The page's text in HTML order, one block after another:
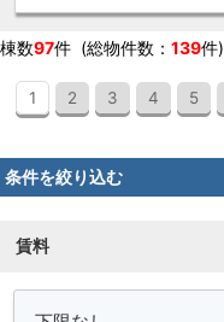
棟数97件 (総物件数： 139件)
1 2 3 4 5
条件を絞り込む
賃料